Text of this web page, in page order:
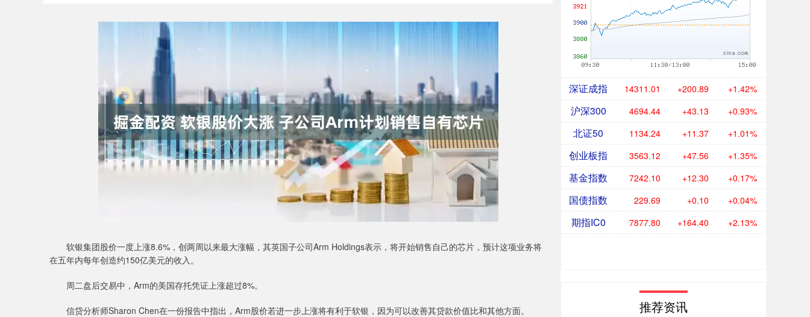
软银集团股价一度上涨8.6%，创两周以来最大涨幅，其英国子公司Arm Holdings表示，将开始销售自己的芯片，预计这项业务将
在五年内每年创造约150亿美元的收入。
周二盘后交易中，Arm的美国存托凭证上涨超过8%。
信贷分析师Sharon Chen在一份报告中指出，Arm股价若进一步上涨将有利于软银，因为可以改善其贷款价值比和其他方面。
深证成指 14311.01 +200.89 +1.42%
沪深300 4694.44 +43.13 +0.93%
北证50 1134.24 +11.37 +1.01%
创业板指 3563.12 +47.56 +1.35%
基金指数 7242.10 +12.30 +0.17%
国债指数 229.69 +0.10 +0.04%
期指IC0 7877.80 +164.40 +2.13%
推荐资讯